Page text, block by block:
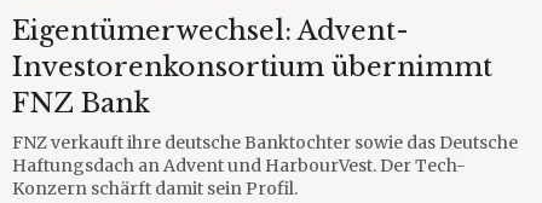
Eigentümerwechsel: Advent-
Investorenkonsortium übernimmt
FNZ Bank
FNZ verkauft ihre deutsche Banktochter sowie das Deutsche
Haftungsdach an Advent und HarbourVest. Der Tech-
Konzern schärft damit sein Profil.